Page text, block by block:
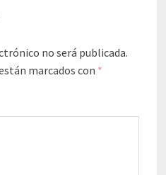
no será publicada.
marcados con *